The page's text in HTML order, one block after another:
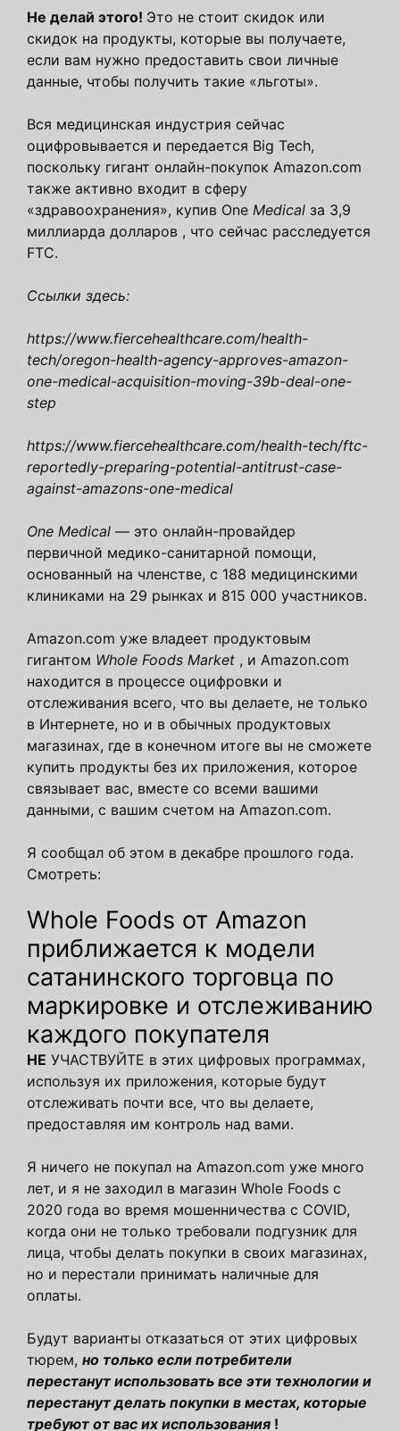
Не делай этого! Это не стоит скидок или
скидок на продукты, которые вы получаете,
если вам нужно предоставить свои личные
данные, чтобы получить такие «льготы».
Вся медицинская индустрия сейчас
оцифровывается и передается Big Tech,
поскольку гигант онлайн-покупок Amazon.com
также активно входит в сферу
«здравоохранения», купив One Medical за 3,9
миллиарда долларов , что сейчас расследуется
FTC.
Ссылки здесь:
https://www.fiercehealthcare.com/health-
tech/oregon-health-agency-approves-amazon-
one-medical-acquisition-moving-39b-deal-one-
step
https://www.fiercehealthcare.com/health-tech/ftc-
reportedly-preparing-potential-antitrust-case-
against-amazons-one-medical
One Medical — это онлайн-провайдер
первичной медико-санитарной помощи,
основанный на членстве, с 188 медицинскими
клиниками на 29 рынках и 815 000 участников.
Amazon.com уже владеет продуктовым
гигантом Whole Foods Market , и Amazon.com
находится в процессе оцифровки и
отслеживания всего, что вы делаете, не только
в Интернете, но и в обычных продуктовых
магазинах, где в конечном итоге вы не сможете
купить продукты без их приложения, которое
связывает вас, вместе со всеми вашими
данными, с вашим счетом на Amazon.com.
Я сообщал об этом в декабре прошлого года.
Смотреть:
Whole Foods от Amazon
приближается к модели
сатанинского торговца по
маркировке и отслеживанию
каждого покупателя
НЕ УЧАСТВУЙТЕ в этих цифровых программах,
используя их приложения, которые будут
отслеживать почти все, что вы делаете,
предоставляя им контроль над вами.
Я ничего не покупал на Amazon.com уже много
лет, и я не заходил в магазин Whole Foods с
2020 года во время мошенничества с COVID,
когда они не только требовали подгузник для
лица, чтобы делать покупки в своих магазинах,
но и перестали принимать наличные для
оплаты.
Будут варианты отказаться от этих цифровых
тюрем, но только если потребители
перестанут использовать все эти технологии и
перестанут делать покупки в местах, которые
требуют от вас их использования !